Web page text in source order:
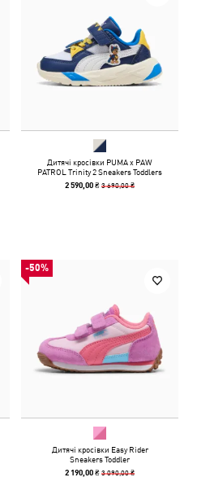
Дитячі кросівки PUMA x PAW
PATROL Trinity 2 Sneakers Toddlers
2 590,00 ₴3 690,00 ₴
-50%
Дитячі кросівки Easy Rider
Sneakers Toddler
2 190,00 ₴3 090,00 ₴